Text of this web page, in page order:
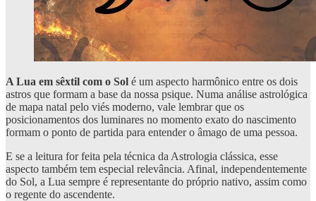
A Lua em sêxtil com o Sol é um aspecto harmônico entre os dois
astros que formam a base da nossa psique. Numa análise astrológica
de mapa natal pelo viés moderno, vale lembrar que os
posicionamentos dos luminares no momento exato do nascimento
formam o ponto de partida para entender o âmago de uma pessoa.
E se a leitura for feita pela técnica da Astrologia clássica, esse
aspecto também tem especial relevância. Afinal, independentemente
do Sol, a Lua sempre é representante do próprio nativo, assim como
o regente do ascendente.